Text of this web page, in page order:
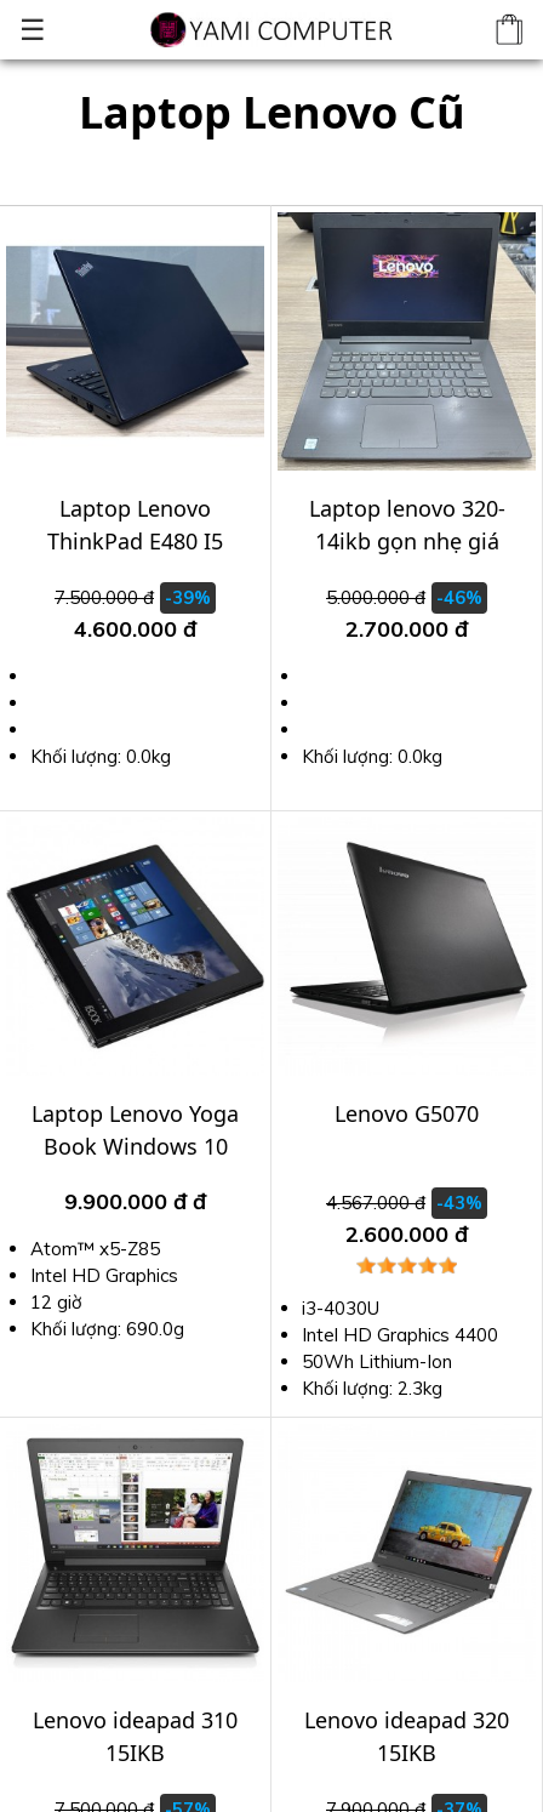
☰
Laptop Lenovo Cũ
Laptop Lenovo
ThinkPad E480 I5
256G/ Màn 14-inch
HD
7.500.000 đ -39%
4.600.000 đ
Khối lượng: 0.0kg
Laptop lenovo 320-
14ikb gọn nhẹ giá
5.000.000 đ -46%
2.700.000 đ
Khối lượng: 0.0kg
Laptop Lenovo Yoga
Book Windows 10
9.900.000 đđ
Atom™ x5-Z85
Intel HD Graphics
12 giờ
Khối lượng: 690.0g
Lenovo G5070
4.567.000 đ -43%
2.600.000 đ
i3-4030U
Intel HD Graphics 4400
50Wh Lithium-Ion
Khối lượng: 2.3kg
Lenovo ideapad 310
15IKB
Lenovo ideapad 320
15IKB